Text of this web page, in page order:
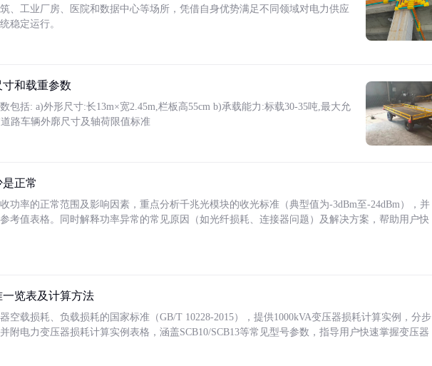
、工业厂房、医院和数据中心等场所，凭借自身优势满足不同领域对电力供应
稳定运行。
和载重参数
包括: a)外形尺寸:长13m×宽2.45m,栏板高55cm b)承载能力:标载30-35吨,最大允
路车辆外廓尺寸及轴荷限值标准
正常
功率的正常范围及影响因素，重点分析千兆光模块的收光标准（典型值为-3dBm至-24dBm），并
考值表格。同时解释功率异常的常见原因（如光纤损耗、连接器问题）及解决方案，帮助用户快
览表及计算方法
空载损耗、负载损耗的国家标准（GB/T 10228-2015），提供1000kVA变压器损耗计算实例，分步
附电力变压器损耗计算实例表格，涵盖SCB10/SCB13等常见型号参数，指导用户快速掌握变压器